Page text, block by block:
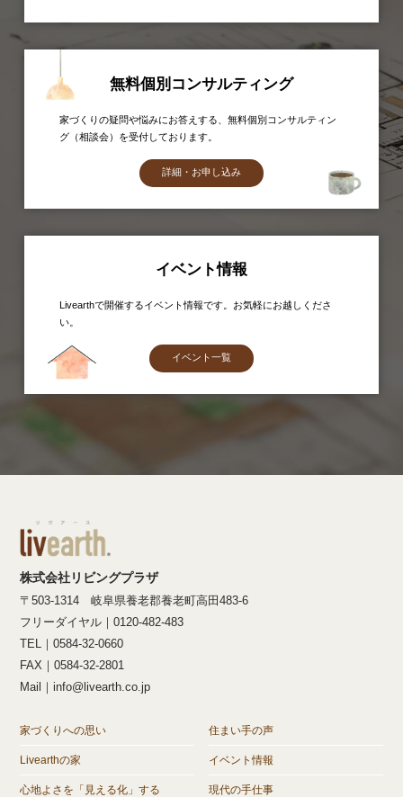
無料個別コンサルティング
家づくりの疑問や悩みにお答えする、無料個別コンサルティン
グ（相談会）を受付しております。
詳細・お申し込み
イベント情報
Livearthで開催するイベント情報です。お気軽にお越しくださ
い。
イベント一覧
株式会社リビングプラザ
〒503-1314 岐阜県養老郡養老町高田483-6
フリーダイヤル｜0120-482-483
TEL｜0584-32-0660
FAX｜0584-32-2801
Mail｜info@livearth.co.jp
家づくりへの思い
Livearthの家
心地よさを「見える化」する
住まい手の声
イベント情報
現代の手仕事